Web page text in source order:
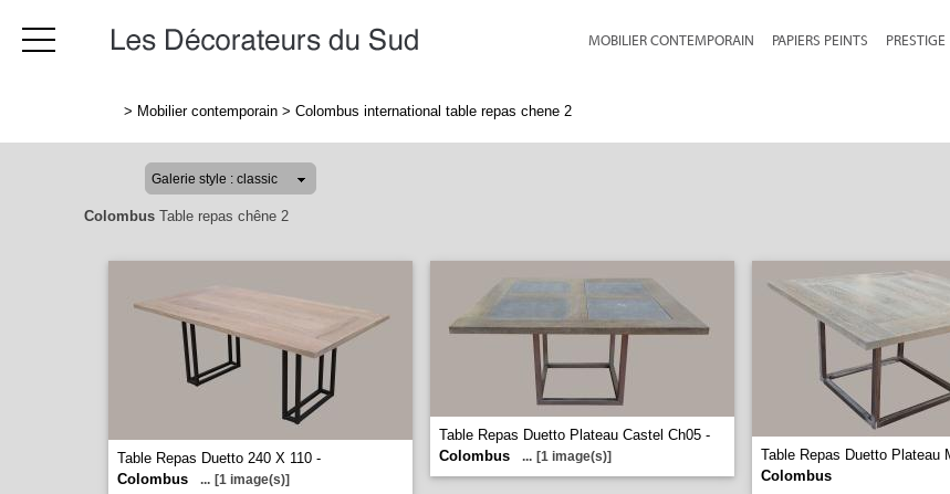
MOBILIER CONTEMPORAIN PAPIERS PEINTS PRESTIGE
> Mobilier contemporain > Colombus international table repas chene 2
Colombus Table repas chêne 2
Table Repas Duetto 240 X 110 -
Colombus
... [1 image(s)]
Table Repas Duetto Plateau Castel Ch05 -
Colombus
... [1 image(s)]
Table Repas Duetto Plateau
Colombus